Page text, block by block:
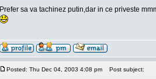
Prefer sa va tachinez putin,dar in ce priveste
Posted: Thu Dec 04, 2003 4:08 pm Post subject: